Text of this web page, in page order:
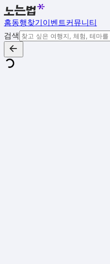
홈동행찾기이벤트커뮤니티
검색